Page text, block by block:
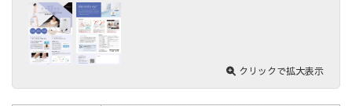
クリックで拡大表示